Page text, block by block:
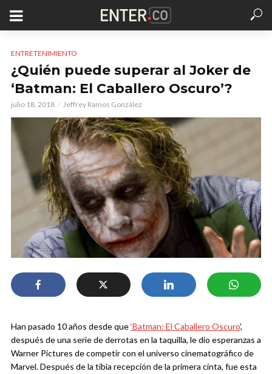
ENTRETENIMIENTO
¿Quién puede superar al Joker de
‘Batman: El Caballero Oscuro’?
julio 18, 2018 Jeffrey Ramos González
Han pasado 10 años desde que‘Batman: El Caballero Oscuro’,
después de una serie de derrotas en la taquilla, le dio esperanzas a
Warner Pictures de competir con el universo cinematográfico de
Marvel. Después de la tibia recepción de la primera cinta, fue esta